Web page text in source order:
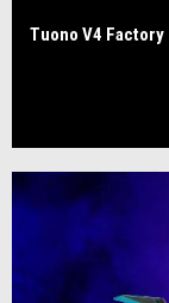
Tuono V4